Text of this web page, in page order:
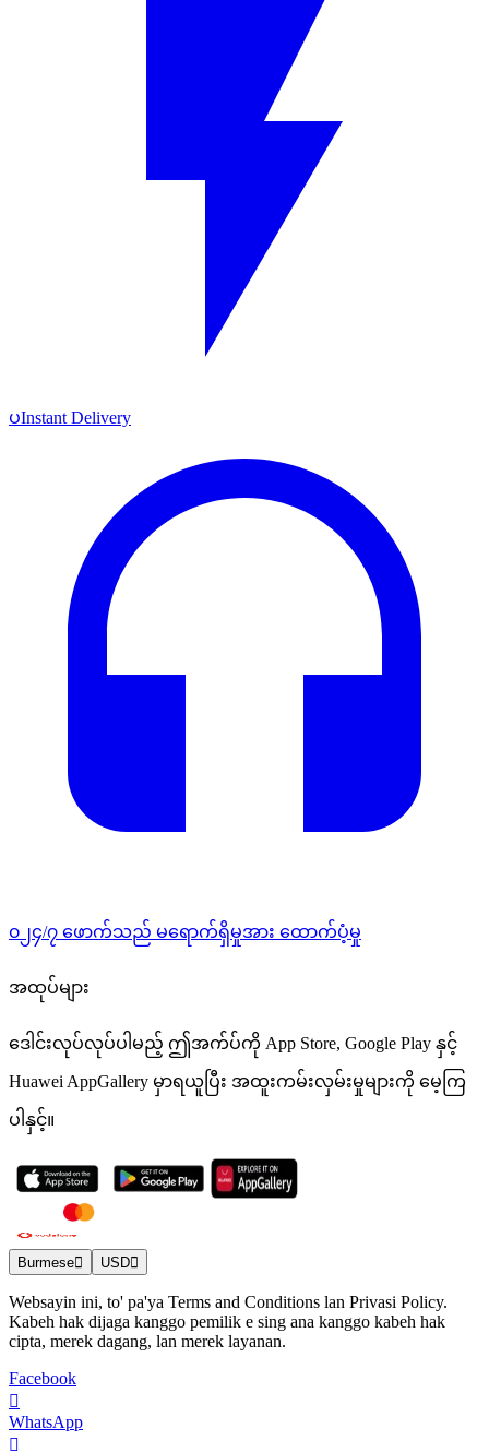
ပInstant Delivery
၀၂၄/၇ ဖောက်သည် မရောက်ရှိမှုအား ထောက်ပံ့မှု
အထုပ်များ
ဒေါင်းလုပ်လုပ်ပါမည့် ဤအက်ပ်ကို App Store, Google Play နှင့်
Huawei AppGallery မှာရယူပြီး အထူးကမ်းလှမ်းမှုများကို မေ့ကြ
ပါနှင့်။
Burmese USD
Websayin ini, to' pa'ya Terms and Conditions lan Privasi Policy.
Kabeh hak dijaga kanggo pemilik e sing ana kanggo kabeh hak
cipta, merek dagang, lan merek layanan.
Facebook
WhatsApp